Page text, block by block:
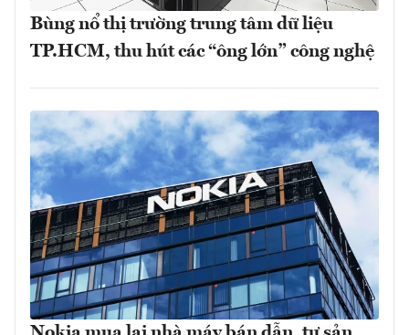
Bùng nổ thị trường trung tâm dữ liệu
TP.HCM, thu hút các “ông lớn” công nghệ